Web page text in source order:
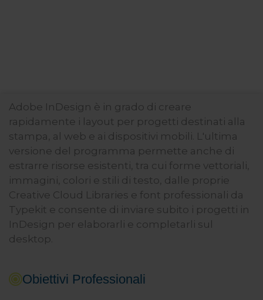
Adobe InDesign è in grado di creare
rapidamente i layout per progetti destinati alla
stampa, al web e ai dispositivi mobili. L'ultima
versione del programma permette anche di
estrarre risorse esistenti, tra cui forme vettoriali,
immagini, colori e stili di testo, dalle proprie
Creative Cloud Libraries e font professionali da
Typekit e consente di inviare subito i progetti in
InDesign per elaborarli e completarli sul
desktop.
Obiettivi Professionali